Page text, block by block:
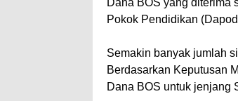
Dana BOS yang diterima
Pokok Pendidikan
Semakin banyak jumlah
Berdasarkan Keputusan
Dana BOS untuk jenjang